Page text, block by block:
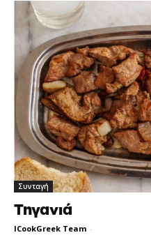
Συνταγή
Τηγανιά
ICookGreek Team -